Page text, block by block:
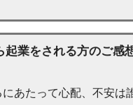
起業をされる方のご感
にあたって心配、不安は